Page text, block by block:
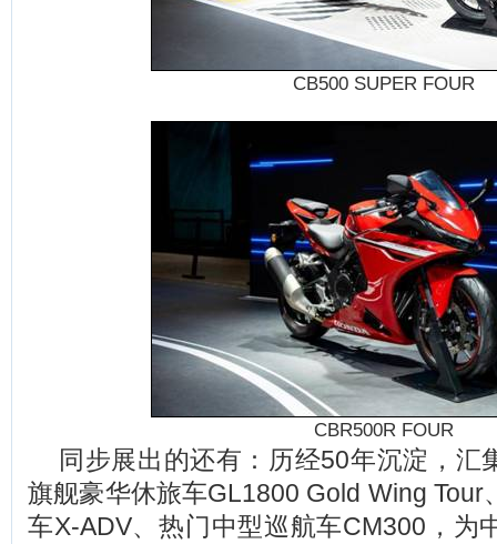
CB500 SUPER FOUR
CBR500R FOUR
同步展出的还有：历经50年沉淀，汇
旗舰豪华休旅车GL1800 Gold Wing Tour
车X-ADV、热门中型巡航车CM300，为